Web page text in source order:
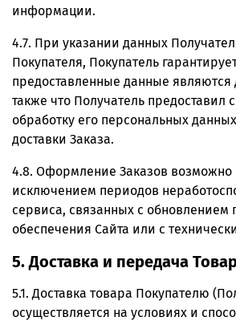
информации.
4.7. При указании данных
Покупателя, Покупатель
предоставленные данные
также что Получатель предоставил
обработку его персональных
доставки Заказа.
4.8. Оформление Заказов возможно
исключением периодов
сервиса, связанных с обновлением
обеспечения Сайта или с
5. Доставка и передача
5.1. Доставка товара Покупателю
осуществляется на условиях и